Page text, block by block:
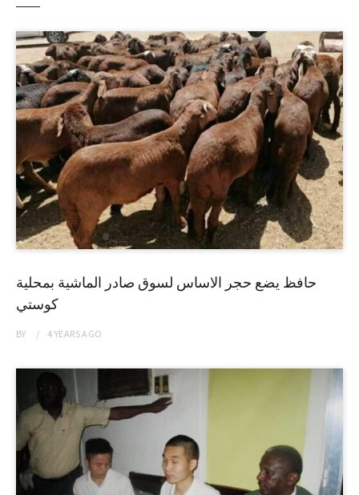
حافظ يضع حجر الاساس لسوق صادر الماشية بمحلية
كوستي
BY 4 YEARSAGO